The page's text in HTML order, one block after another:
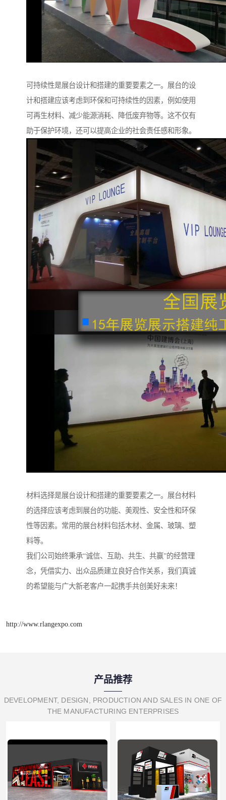
可持续性是展台设计和搭建的重要要素之一。展台的设
计和搭建应该考虑到环保和可持续性的因素，例如使用
可再生材料、减少能源消耗、降低废弃物等。这不仅有
助于保护环境，还可以提高企业的社会责任感和形象。
材料选择是展台设计和搭建的重要要素之一。展台材料
的选择应该考虑到展台的功能、美观性、安全性和环保
性等因素。常用的展台材料包括木材、金属、玻璃、塑
料等。
我们公司始终秉承“诚信、互助、共生、共赢”的经营理
念，凭借实力、出众品质建立良好合作关系，我们真诚
的希望能与广大新老客户一起携手共创美好未来！
http://www.rlangexpo.com
产品推荐
DEVELOPMENT, DESIGN, PRODUCTION AND SALES IN ONE OF
THE MANUFACTURING ENTERPRISES